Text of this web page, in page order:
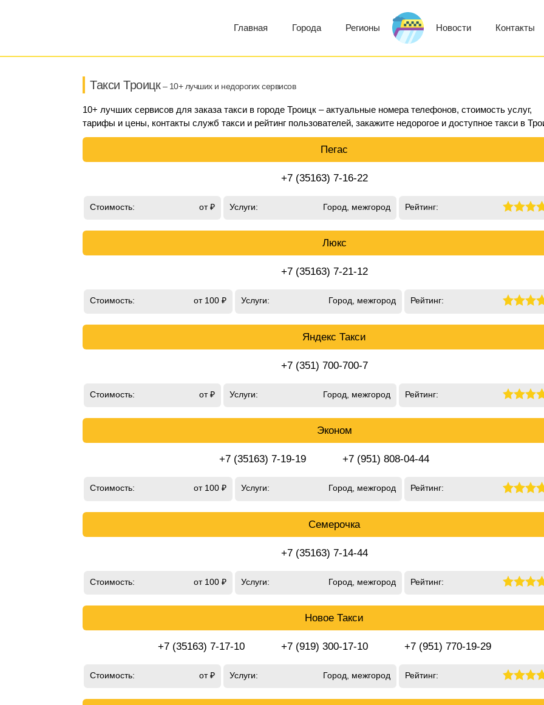
Главная Города Регионы Новости Контакты
Такси Троицк– 10+ лучших и недорогих сервисов
10+ лучших сервисов для заказа такси в городе Троицк – актуальные номера телефонов, стоимость услуг,
тарифы и цены, контакты служб такси и рейтинг пользователей, закажите недорогое и доступное такси в
Пегас
+7 (35163) 7-16-22
Стоимость: от ₽ Услуги: Город, межгород Рейтинг:
Люкс
+7 (35163) 7-21-12
Стоимость: от 100 ₽ Услуги: Город, межгород Рейтинг:
Яндекс Такси
+7 (351) 700-700-7
Стоимость: от ₽ Услуги: Город, межгород Рейтинг:
Эконом
+7 (35163) 7-19-19 +7 (951) 808-04-44
Стоимость: от 100 ₽ Услуги: Город, межгород Рейтинг:
Семерочка
+7 (35163) 7-14-44
Стоимость: от 100 ₽ Услуги: Город, межгород Рейтинг:
Новое Такси
+7 (35163) 7-17-10 +7 (919) 300-17-10 +7 (951) 770-19-29
Стоимость: от ₽ Услуги: Город, межгород Рейтинг: